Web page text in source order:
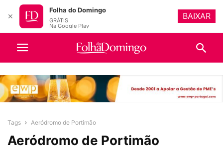
Tags Aeródromo de Portimão
Aeródromo de Portimão
✕
Folha do Domingo
GRÁTIS
Na Google Play
BAIXAR